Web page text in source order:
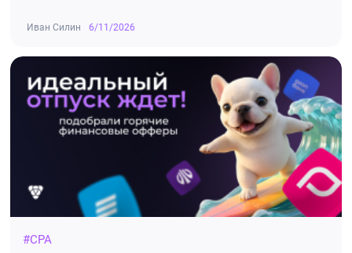
Иван Силин 6/11/2026
#CPA